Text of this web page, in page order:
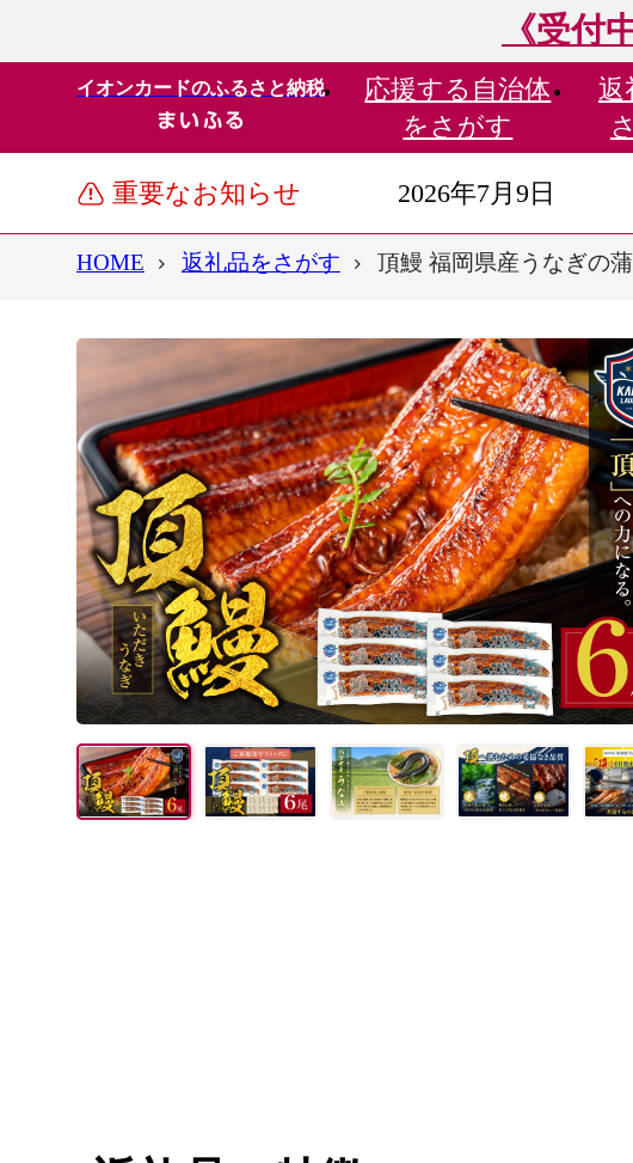
《受付
イオンカードのふるさと納税 応援する 自治体
をさがす
返
重要なお知らせ 2026年7月9日
HOME 返礼品をさがす 頂鰻 福岡県産うなぎの